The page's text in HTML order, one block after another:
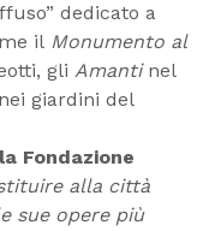
dedicato a
il Monumento al
gli Amanti nel
giardini del
Fondazione
alla città
sue opere più